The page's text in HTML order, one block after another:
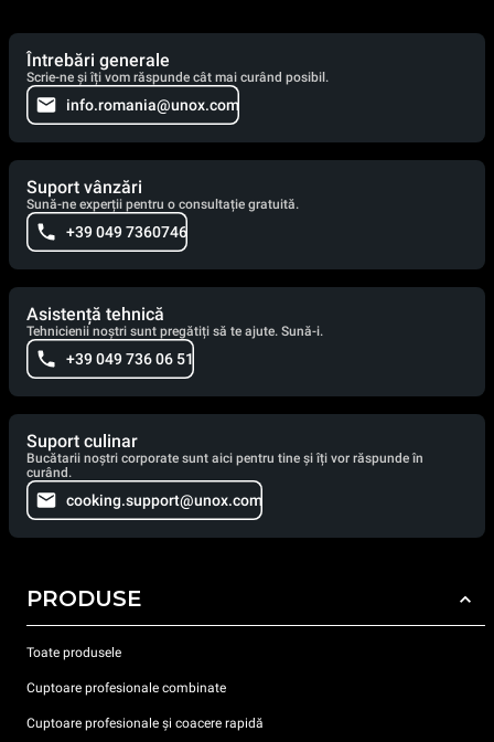
Întrebări generale
Scrie-ne și îți vom răspunde cât mai curând posibil.
info.romania@unox.com
Suport vânzări
Sună-ne experții pentru o consultație gratuită.
+39 049 7360746
Asistență tehnică
Tehnicienii noștri sunt pregătiți să te ajute. Sună-i.
+39 049 736 06 51
Suport culinar
Bucătarii noștri corporate sunt aici pentru tine și îți vor răspunde în
curând.
cooking.support@unox.com
PRODUSE
Toate produsele
Cuptoare profesionale combinate
Cuptoare profesionale și coacere rapidă